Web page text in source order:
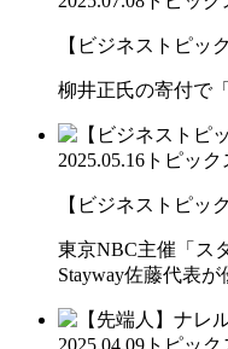
【ビジネストピッ
柳井正氏の寄付で
2025.05.16 トピック
【ビジネストピッ
東京NBC主催「ス
Stayway佐藤代表が
2025.04.09 トピック